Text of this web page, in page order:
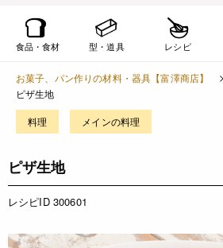
食品・食材 型・道具 レシピ
お菓子、パン作りの材料・器具【富澤商店】
ピザ生地
料理 メインの料理
ピザ生地
レシピID 300601